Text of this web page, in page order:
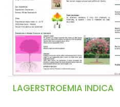
LAGERSTROEMIA INDICA